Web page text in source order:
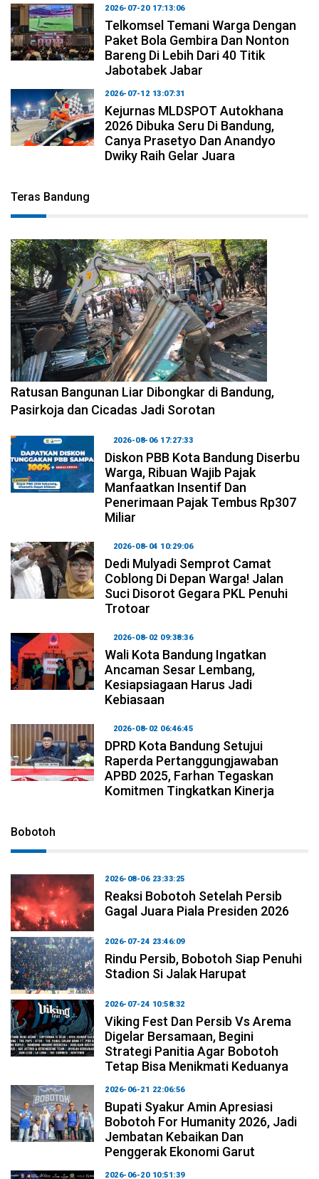
2026-07-20 17:13:06
Telkomsel Temani Warga Dengan
Paket Bola Gembira Dan Nonton
Bareng Di Lebih Dari 40 Titik
Jabotabek Jabar
2026-07-12 13:07:31
Kejurnas MLDSPOT Autokhana
2026 Dibuka Seru Di Bandung,
Canya Prasetyo Dan Anandyo
Dwiky Raih Gelar Juara
Teras Bandung
2026-08-06 17:34:08
Ratusan Bangunan Liar Dibongkar di Bandung,
Pasirkoja dan Cicadas Jadi Sorotan
2026-08-06 17:27:33
Diskon PBB Kota Bandung Diserbu
Warga, Ribuan Wajib Pajak
Manfaatkan Insentif Dan
Penerimaan Pajak Tembus Rp307
Miliar
2026-08-04 10:29:06
Dedi Mulyadi Semprot Camat
Coblong Di Depan Warga! Jalan
Suci Disorot Gegara PKL Penuhi
Trotoar
2026-08-02 09:38:36
Wali Kota Bandung Ingatkan
Ancaman Sesar Lembang,
Kesiapsiagaan Harus Jadi
Kebiasaan
2026-08-02 06:46:45
DPRD Kota Bandung Setujui
Raperda Pertanggungjawaban
APBD 2025, Farhan Tegaskan
Komitmen Tingkatkan Kinerja
Bobotoh
2026-08-06 23:33:25
Reaksi Bobotoh Setelah Persib
Gagal Juara Piala Presiden 2026
2026-07-24 23:46:09
Rindu Persib, Bobotoh Siap Penuhi
Stadion Si Jalak Harupat
2026-07-24 10:58:32
Viking Fest Dan Persib Vs Arema
Digelar Bersamaan, Begini
Strategi Panitia Agar Bobotoh
Tetap Bisa Menikmati Keduanya
2026-06-21 22:06:56
Bupati Syakur Amin Apresiasi
Bobotoh For Humanity 2026, Jadi
Jembatan Kebaikan Dan
Penggerak Ekonomi Garut
2026-06-20 10:51:39